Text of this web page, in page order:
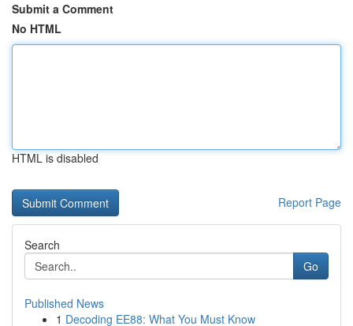
Submit a Comment
No HTML
HTML is disabled
Report Page
Search
Go
Published News
1 Decoding EE88: What You Must Know